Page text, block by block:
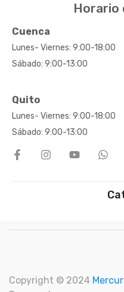
Horario
Cuenca
Lunes- Viernes: 9:00-18:00
Sábado: 9:00-13:00
Quito
Lunes- Viernes: 9:00-18:00
Sábado: 9:00-13:00
Copyright © 2024 M